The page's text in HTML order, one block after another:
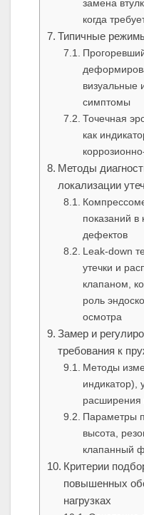
замена
когда
Типичные
визуальные
симптомы
Точечная
как
Методы
локализации
показаний в
дефектов
Leak‑down
утечки и
клапаном,
роль
осмотра
Замер и
требования к
Методы
индикатор),
расширения
Параметры
высота,
клапанный
Критерии
повышенных
нагрузках